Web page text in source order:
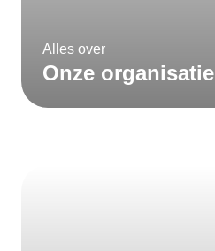
Alles over
Onze organisatie